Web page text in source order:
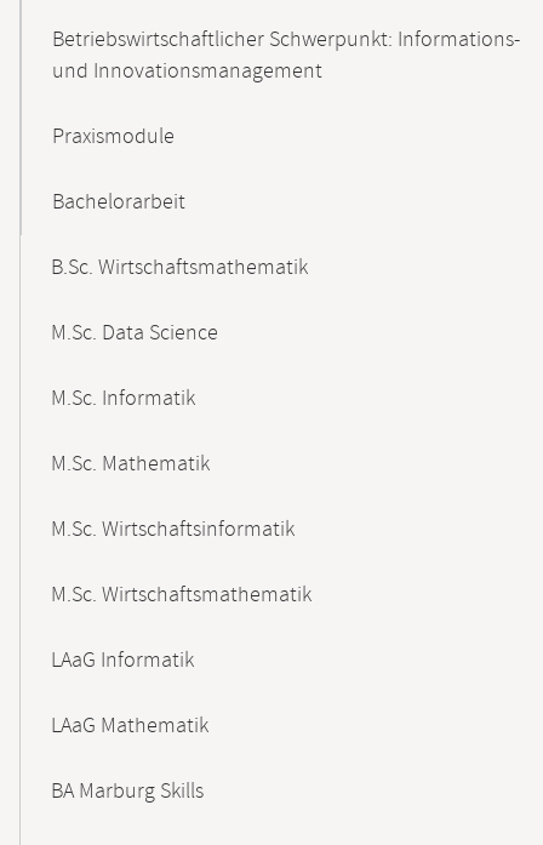
Betriebswirtschaftlicher Schwerpunkt: Informations-
und Innovationsmanagement
Praxismodule
Bachelorarbeit
B.Sc. Wirtschaftsmathematik
M.Sc. Data Science
M.Sc. Informatik
M.Sc. Mathematik
M.Sc. Wirtschaftsinformatik
M.Sc. Wirtschaftsmathematik
LAaG Informatik
LAaG Mathematik
BA Marburg Skills